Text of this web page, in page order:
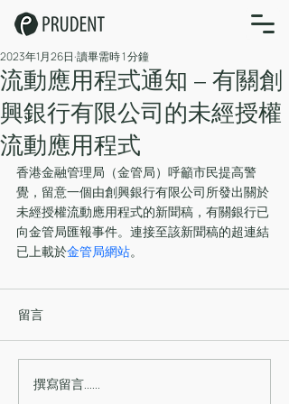
流動應用程式通知 – 有關創
興銀行有限公司的未經授權
流動應用程式
2023年1月26日 讀畢需時 1 分鐘
香港金融管理局（金管局）呼籲市民提高警
覺，留意一個由創興銀行有限公司所發出關於
未經授權流動應用程式的新聞稿，有關銀行已
向金管局匯報事件。連接至該新聞稿的超連結
已上載於金管局網站。
留言
撰寫留言......